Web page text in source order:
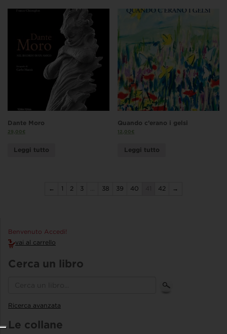
Dante Moro
29,00€
Leggi tutto
Quando c’erano i gelsi
12,00€
Leggi tutto
← 1 2 3 … 38 39 40 42 →
Benvenuto Accedi!
vai al carrello
Cerca un libro
Ricerca avanzata
Le collane